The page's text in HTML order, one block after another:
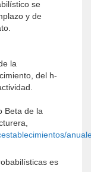
se
y de
la
del h-
Beta de la
es